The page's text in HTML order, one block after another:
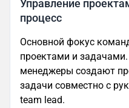
Управление
процесс
Основной фокус
проектами и
менеджеры создают
задачи совместно с
team lead.